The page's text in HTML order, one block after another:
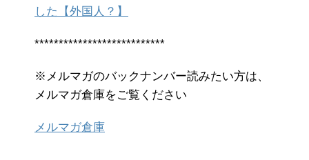
した【外国人？】
***************************
※メルマガのバックナンバー読みたい方は、
メルマガ倉庫をご覧ください
メルマガ倉庫